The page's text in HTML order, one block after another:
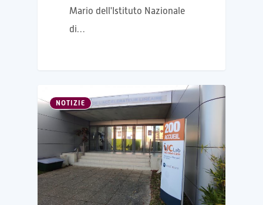
Mario dell'Istituto Nazionale
di…
NOTIZIE